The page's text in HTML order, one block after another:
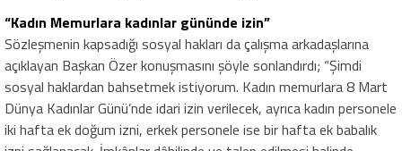
“Kadın Memurlara kadınlar gününde izin”
Sözleşmenin kapsadığı sosyal hakları da çalışma arkadaşlarına
açıklayan Başkan Özer konuşmasını şöyle sonlandırdı; “Şimdi
sosyal haklardan bahsetmek istiyorum. Kadın memurlara 8 Mart
Dünya Kadınlar Günü’nde idari izin verilecek, ayrıca kadın personele
iki hafta ek doğum izni, erkek personele ise bir hafta ek babalık